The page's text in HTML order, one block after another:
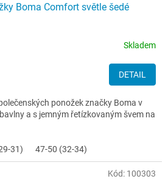
Boma Comfort světle šedé
Skladem
DETAIL
ponožek značky Boma v
a s jemným řetízkovaným švem na
31) 47-50 (32-34)
Kód: 100303